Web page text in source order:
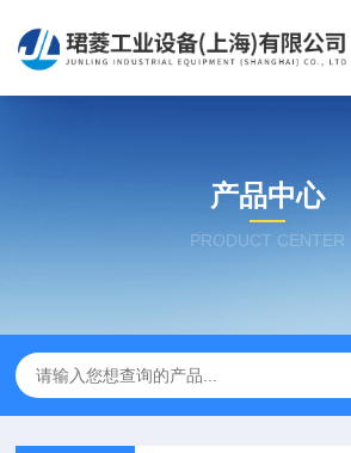
产品中心
PRODUCT CENTER